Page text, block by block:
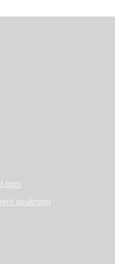
soukromí